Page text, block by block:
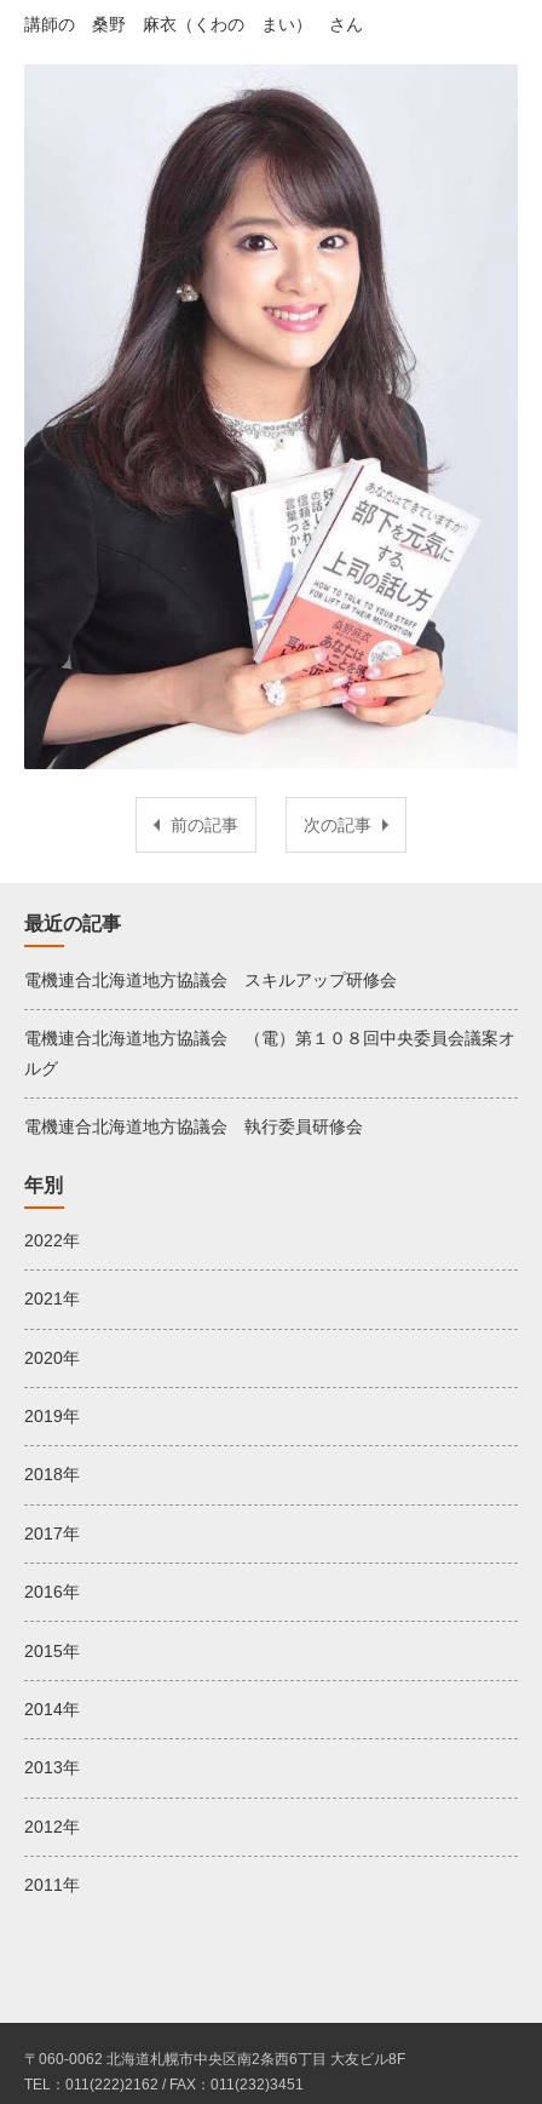
講師の 桑野 麻衣（くわの まい） さん
前の記事 次の記事
最近の記事
電機連合北海道地方協議会 スキルアップ研修会
電機連合北海道地方協議会 （電）第１０８回中央委員会議案オ
ルグ
電機連合北海道地方協議会 執行委員研修会
年別
2022年
2021年
2020年
2019年
2018年
2017年
2016年
2015年
2014年
2013年
2012年
2011年
〒060-0062 北海道札幌市中央区南2条西6丁目 大友ビル8F
TEL：011(222)2162 / FAX：011(232)3451